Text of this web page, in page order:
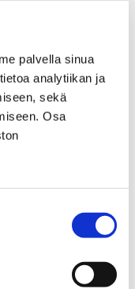
palvella sinua
analytiikan ja
sekä
Osa
toimintoina
liittyvää
nuoret voivat
Idea sai
– nyt
kaikille.
teemoista